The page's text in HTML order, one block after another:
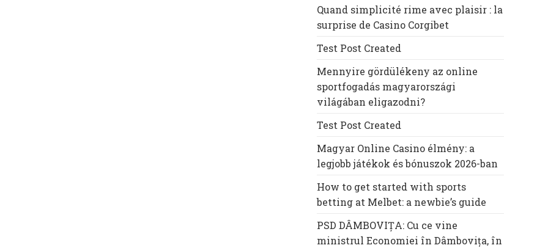
Quand simplicité rime avec plaisir : la
surprise de Casino Corgibet
Test Post Created
Mennyire gördülékeny az online
sportfogadás magyarországi
világában eligazodni?
Test Post Created
Magyar Online Casino élmény: a
legjobb játékok és bónuszok 2026-ban
How to get started with sports
betting at Melbet: a newbie’s guide
PSD DÂMBOVIȚA: Cu ce vine
ministrul Economiei în Dâmbovița, în